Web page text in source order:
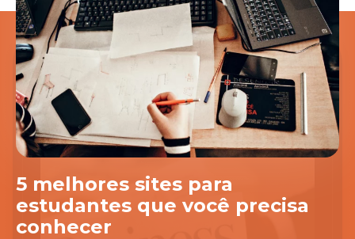
5 melhores sites para
estudantes que você precisa
conhecer